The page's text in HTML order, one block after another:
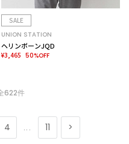
SALE
UNION STATION
ヘリンボーンJQD
¥3,465 50%OFF
622件
4 ... 11